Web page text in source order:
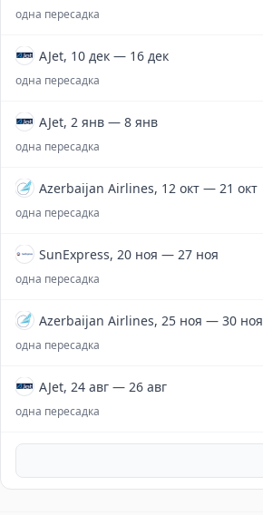
одна пересадка
AJet, 10 дек — 16 дек
одна пересадка
AJet, 2 янв — 8 янв
одна пересадка
Azerbaijan Airlines, 12 окт — 21 окт
одна пересадка
SunExpress, 20 ноя — 27 ноя
одна пересадка
Azerbaijan Airlines, 25 ноя — 30 ноя
одна пересадка
AJet, 24 авг — 26 авг
одна пересадка